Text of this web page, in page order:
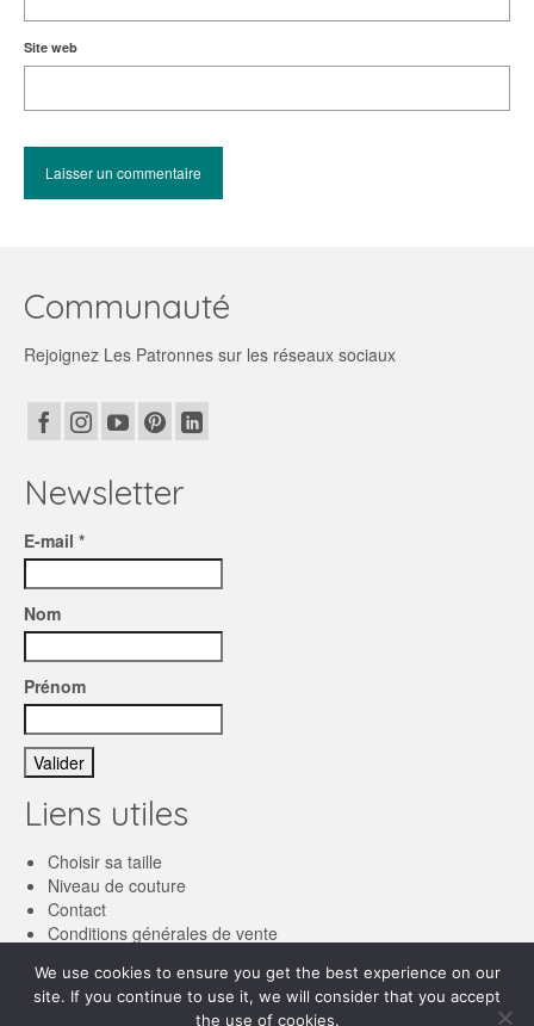
Site web
Communauté
Rejoignez Les Patronnes sur les réseaux sociaux
Newsletter
E-mail *
Nom
Prénom
Liens utiles
Choisir sa taille
Niveau de couture
Contact
Conditions générales de vente
We use cookies to ensure you get the best experience on our
site. If you continue to use it, we will consider that you accept
the use of cookies.